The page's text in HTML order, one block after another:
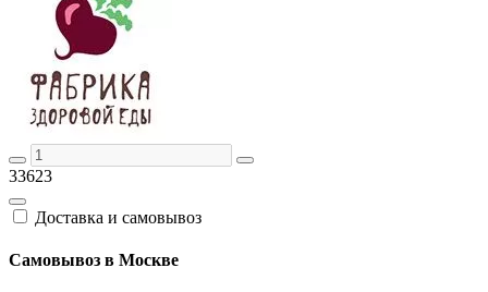
33623
Доставка и самовывоз
Самовывоз в Москве